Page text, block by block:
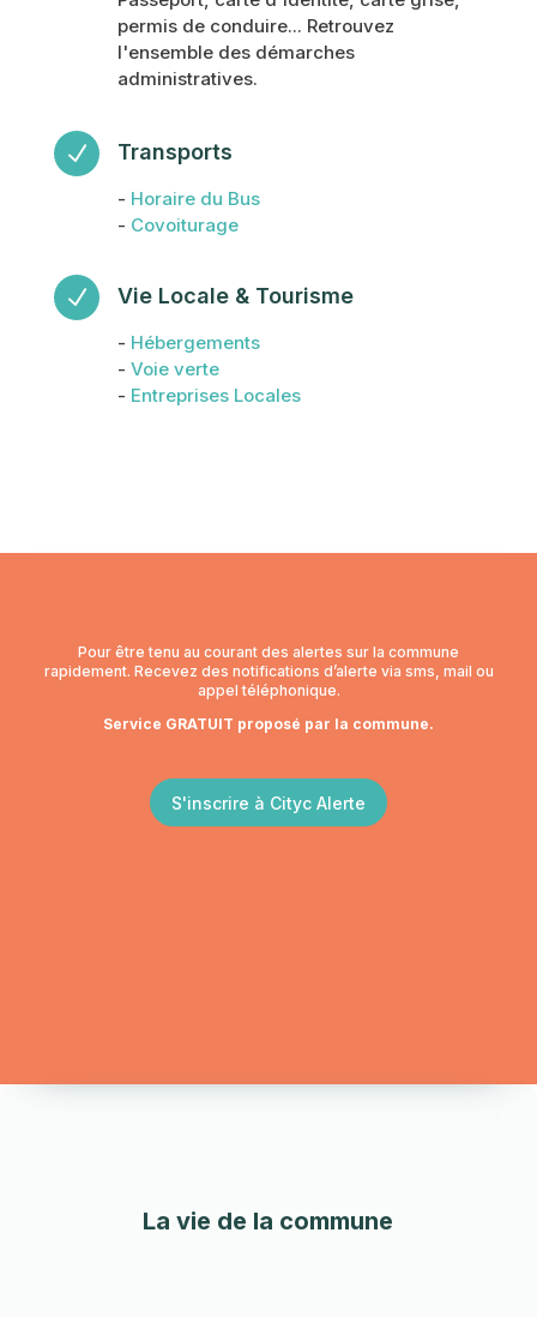
permis de conduire... Retrouvez
l'ensemble des démarches
administratives.
N Transports
- Horaire du Bus
- Covoiturage
N Vie Locale & Tourisme
- Hébergements
- Voie verte
- Entreprises Locales
Pour être tenu au courant des alertes sur la commune
rapidement. Recevez des notifications d’alerte via sms, mail ou
appel téléphonique.
Service GRATUIT proposé par la commune.
S'inscrire à Cityc Alerte
La vie de la commune